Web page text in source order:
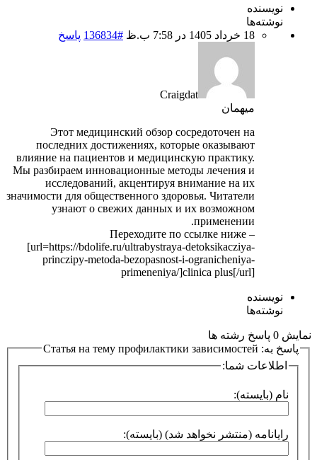
نویسنده
نوشته‌ها
18 خرداد 1405 در 7:58 ب.ظ
#136834 پاسخ
Craigdat
میهمان
Этот медицинский обзор сосредоточен на
последних достижениях, которые оказывают
влияние на пациентов и медицинскую практику.
Мы разбираем инновационные методы лечения и
исследований, акцентируя внимание на их
значимости для общественного здоровья. Читатели
узнают о свежих данных и их возможном
применении.
Переходите по ссылке ниже –
[url=https://bdolife.ru/ultrabystraya-detoksikacziya-
princzipy-metoda-bezopasnost-i-ogranicheniya-
primeneniya/]clinica plus[/url]
نویسنده
نوشته‌ها
نمایش 0 پاسخ رشته ها
پاسخ به: Статья на тему профилактики зависимостей
اطلاعات شما:
نام (بایسته):
رایانامه (منتشر نخواهد شد) (بایسته):